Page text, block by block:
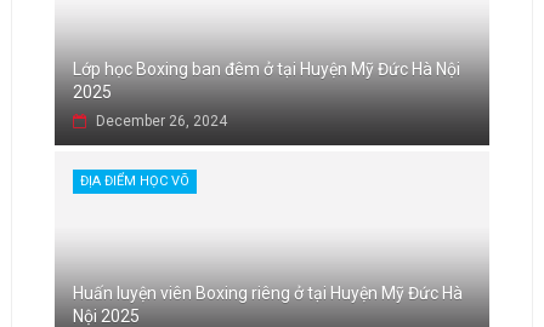
Lớp học Boxing ban đêm ở tại Huyện Mỹ Đức Hà Nội
2025
December 26, 2024
ĐỊA ĐIỂM HỌC VÕ
Huấn luyện viên Boxing riêng ở tại Huyện Mỹ Đức Hà
Nội 2025